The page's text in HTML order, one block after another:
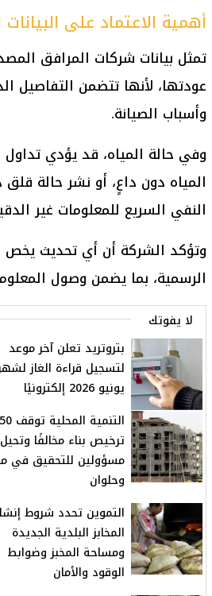
أهمية الاعتماد على
تمثل بيانات شركات المرافق
عودتها، لأنها تتضمن التفاصيل
وأسباب الصيانة.
وفي حالة المياه، قد يؤدي
المياه دون داعٍ، أو نشر حالة
النفي السريع للمعلومات غير
وتؤكد الشركة أن أي تحديث يخص
الرسمية، بما يضمن وصول
لا يفوتك
بتروتريد تعلن آخر موعد
لتسجيل قراءة الغاز
يونيو 2026 إلكترونيًا
التنمية المحلية توقف 50
ترخيص بناء مخالفًا وتحيل
مسؤولين للتحقيق في
وحلوان
التموين تحدد شروط
المخابز البلدية الجديدة
ومساحة المخبز وضوابط
الوقود والأمان